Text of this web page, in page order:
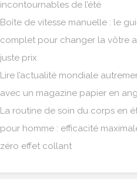
incontournables de l’été
Boîte de vitesse manuelle : le
complet pour changer la vôtre
juste prix
Lire l’actualité mondiale
avec un magazine papier en
La routine de soin du corps en
pour homme : efficacité
zéro effet collant